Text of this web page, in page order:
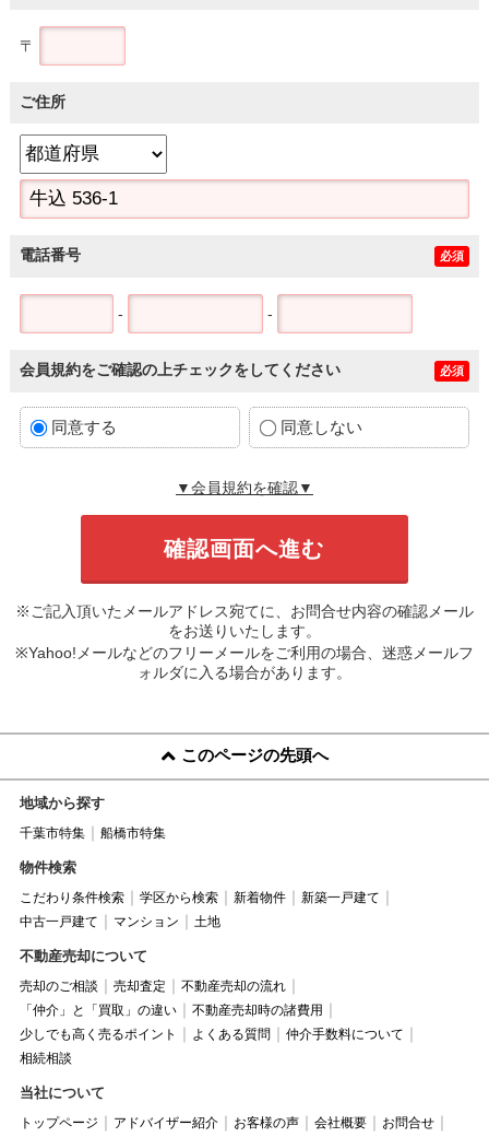
〒
ご住所
電話番号 必須
- -
会員規約をご確認の上チェックをしてください 必須
同意する 同意しない
▼会員規約を確認▼
※ご記入頂いたメールアドレス宛てに、お問合せ内容の確認メール
をお送りいたします。
※Yahoo!メールなどのフリーメールをご利用の場合、迷惑メールフ
ォルダに入る場合があります。
このページの先頭へ
地域から探す
千葉市特集 船橋市特集
物件検索
こだわり条件検索 学区から検索 新着物件
新築一戸建て
中古一戸建て
マンション 土地
不動産売却について
売却のご相談 売却査定
不動産売却の流れ
「仲介」と「買取」の違い
不動産売却時の諸費用
少しでも高く売るポイント
よくある質問
仲介手数料について
相続相談
当社について
トップページ アドバイザー紹介 お客様の声 会社概要
お問合せ